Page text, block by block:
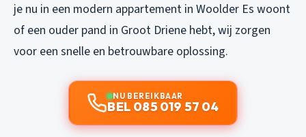
je nu in een modern appartement in Woolder Es woont
of een ouder pand in Groot Driene hebt, wij zorgen
voor een snelle en betrouwbare oplossing.
NU BEREIKBAAR
BEL 085 019 57 04